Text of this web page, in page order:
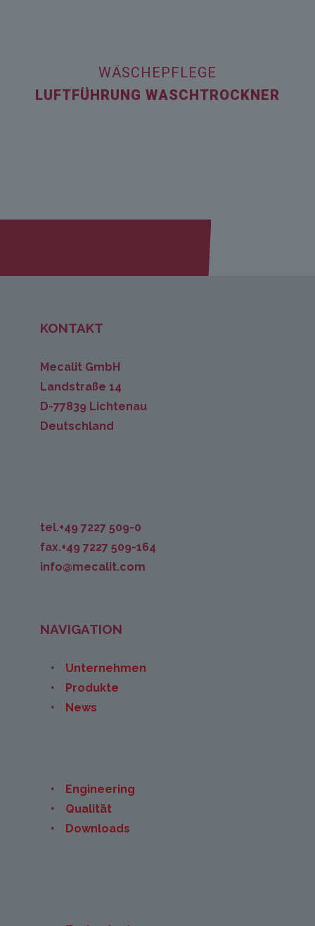
WÄSCHEPFLEGE
LUFTFÜHRUNG WASCHTROCKNER
KONTAKT
Mecalit GmbH
Landstraße 14
D-77839 Lichtenau
Deutschland
tel.+49 7227 509-0
fax.+49 7227 509-164
info@mecalit.com
NAVIGATION
Unternehmen
Produkte
News
Engineering
Qualität
Downloads